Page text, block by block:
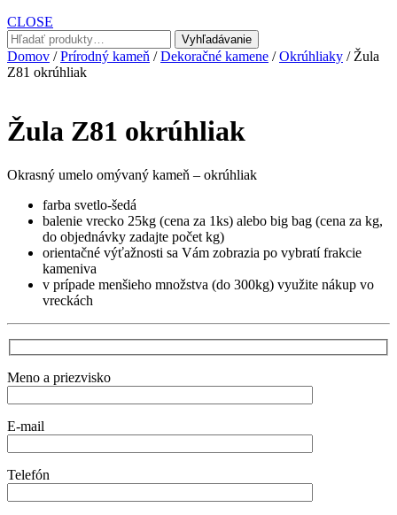
CLOSE
Hľadať:
Vyhľadávanie
Domov /Prírodný kameň /Dekoračné kamene /Okrúhliaky / Žula
Z81 okrúhliak
Žula Z81 okrúhliak
Okrasný umelo omývaný kameň – okrúhliak
farba svetlo-šedá
balenie vrecko 25kg (cena za 1ks) alebo big bag (cena za kg,
do objednávky zadajte počet kg)
orientačné výťažnosti sa Vám zobrazia po vybratí frakcie
kameniva
v prípade menšieho množstva (do 300kg) využite nákup vo
vreckách
Meno a priezvisko
E-mail
Telefón